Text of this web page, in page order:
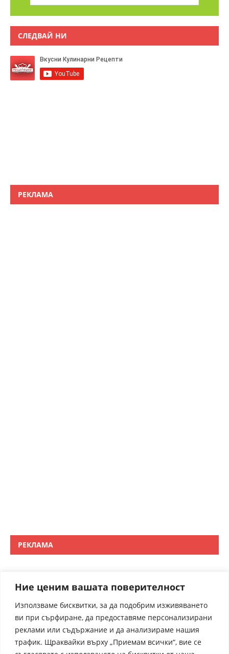
Ние ценим вашата поверителност
Използваме бисквитки, за да подобрим изживяването
ви при сърфиране, да предоставяме персонализирани
реклами или съдържание и да анализираме нашия
трафик. Щраквайки върху „Приемам всички“, вие се
СЛЕДВАЙ НИ
РЕКЛАМА
РЕКЛАМА